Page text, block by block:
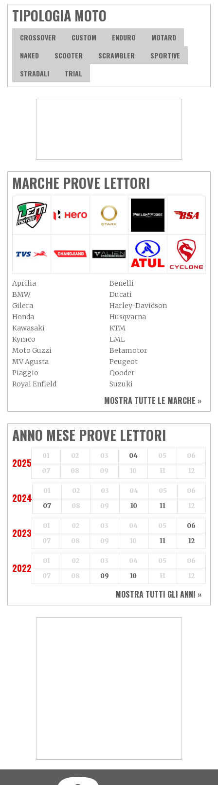
TIPOLOGIA MOTO
CROSSOVER CUSTOM ENDURO
MOTARD
NAKED
SCOOTER SCRAMBLER
SPORTIVE
STRADALI
TRIAL
MARCHE PROVE LETTORI
Aprilia
Benelli
BMW
Ducati
Gilera
Harley-Davidson
Honda
Husqvarna
Kawasaki
KTM
Kymco
LML
Moto Guzzi
Betamotor
MV Agusta
Peugeot
Piaggio
Qooder
Royal Enfield
Suzuki
Yamaha
Aeon
Aspes
Axy
Baotian
MOSTRA TUTTE LE MARCHE »
ANNO MESE PROVE LETTORI
2025
01 02 03 04 05
06
07
08 09 10 11 12
2024
01 02 03 04 05
06
07
08 09 10 11 12
2023
01 02 03 04 05
06
07
08 09 10 11 12
2022
01 02 03 04 05
06
07
08 09 10 11 12
MOSTRA TUTTI GLI ANNI »